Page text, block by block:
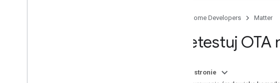
Google Home Developers Matter
Przetestuj
Na tej stronie